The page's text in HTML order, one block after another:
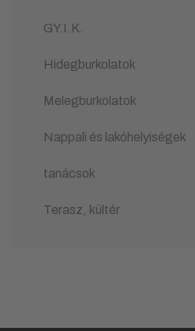
GY.I.K.
Hidegburkolatok
Melegburkolatok
Nappali és lakóhelyiségek
tanácsok
Terasz, kültér